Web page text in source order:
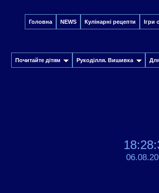
Головна NEWS Кулінарні рецепти Ігри
Почитайте дітям Рукоділля. Вишивка